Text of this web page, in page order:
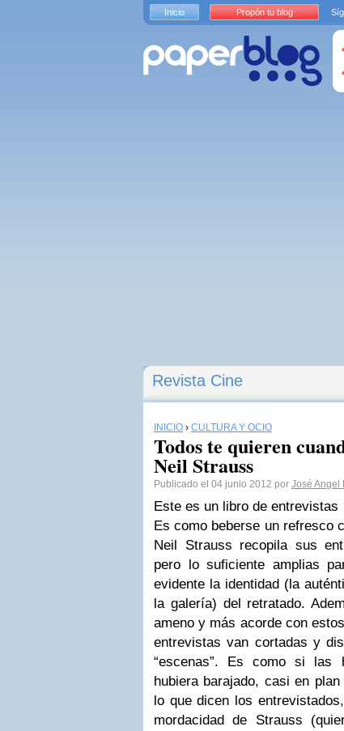
Revista Cine
INICIO › CULTURA Y OCIO
Todos te quieren
Neil Strauss
Publicado el 04 junio 2012 por José Angel
Este es un libro de
Es como beberse un refresco
Neil Strauss recopila sus
pero lo suficiente amplias
evidente la identidad (la
la galería) del retratado.
ameno y más acorde con
entrevistas van cortadas y
“escenas”. Es como si las
hubiera barajado, casi en
lo que dicen los
mordacidad de Strauss
Inicio Propón tu blog